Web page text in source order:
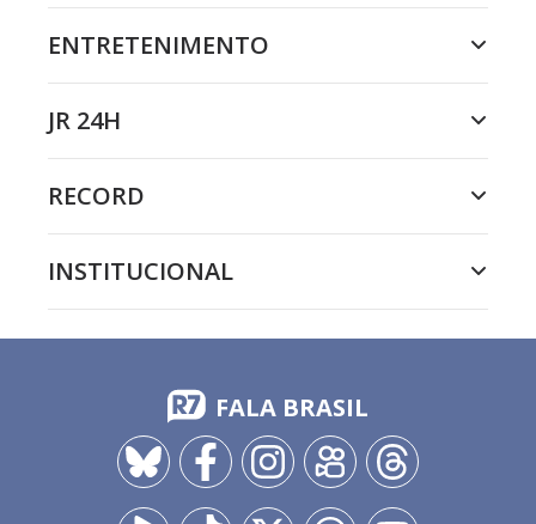
ENTRETENIMENTO
JR 24H
RECORD
INSTITUCIONAL
FALA BRASIL